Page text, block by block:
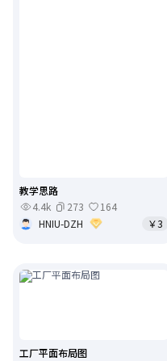
教学思路
4.4k
273
164
HNIU-DZH
￥3
工厂平面布局图